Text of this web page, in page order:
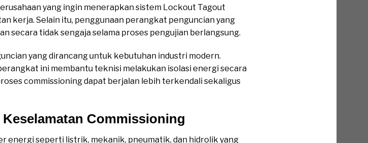
yang ingin menerapkan sistem Lockout Tagout
kerja. Selain itu, penggunaan perangkat penguncian yang
secara tidak sengaja selama proses pengujian berlangsung.
yang dirancang untuk kebutuhan industri modern.
ini membantu teknisi melakukan isolasi energi secara
commissioning dapat berjalan lebih terkendali sekaligus
Commissioning
energi seperti listrik, mekanik, pneumatik, dan hidrolik yang